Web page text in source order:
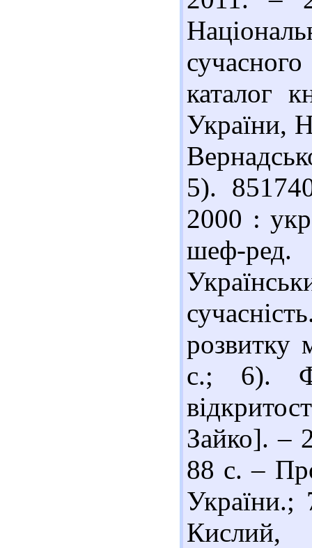
каталог
України,
5).
2000 :
шеф-
розвитку
с.; 6).
Зайко]. –
88 с. –